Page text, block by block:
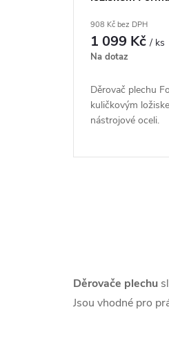
908 Kč bez DPH
1 099 Kč/ ks
Na dotaz
Děrovač plechu
kuličkovým
nástrojové oceli.
á
Děrovače plechu
Jsou vhodné pro